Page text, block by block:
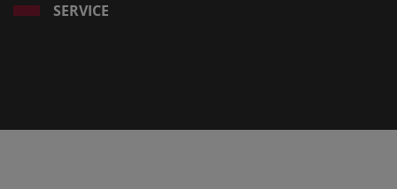
SERVICE